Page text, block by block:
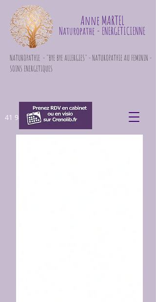
Anne MARTEL
Naturopathe - ENERGETICIENNE
NATUROPATHIE - "BYE BYE ALLERGIES" - NATUROPATHIE AU FEMININ -
SOINS ENERGETIQUES
41 948 871